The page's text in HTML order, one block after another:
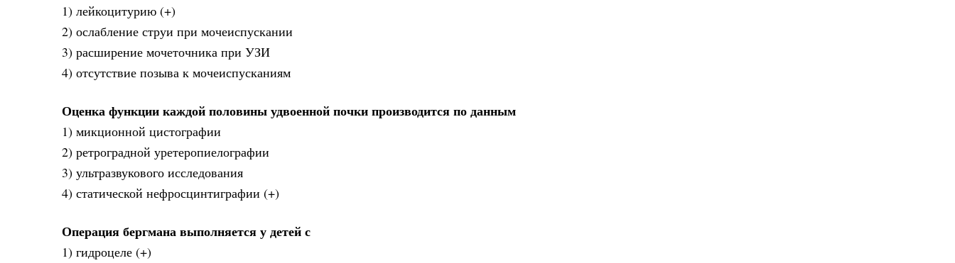
1) лейкоцитурию (+)
2) ослабление струи при мочеиспускании
3) расширение мочеточника при УЗИ
4) отсутствие позыва к мочеиспусканиям
Оценка функции каждой половины удвоенной почки производится по данным
1) микционной цистографии
2) ретроградной уретеропиелографии
3) ультразвукового исследования
4) статической нефросцинтиграфии (+)
Операция бергмана выполняется у детей с
1) гидроцеле (+)